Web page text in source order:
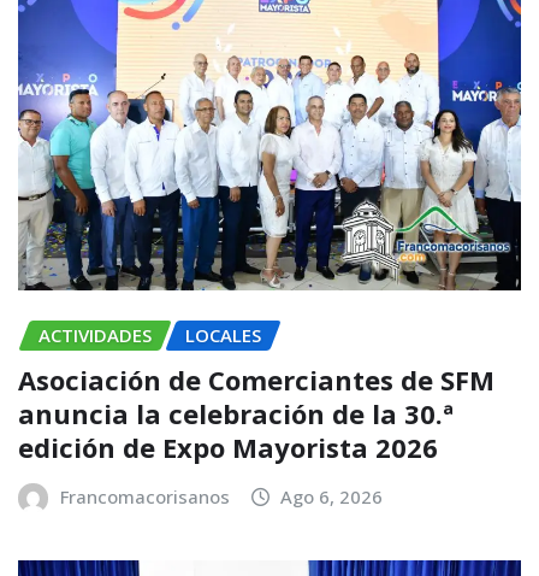
ACTIVIDADES LOCALES
Asociación de Comerciantes de SFM
anuncia la celebración de la 30.ª
edición de Expo Mayorista 2026
Francomacorisanos Ago 6, 2026